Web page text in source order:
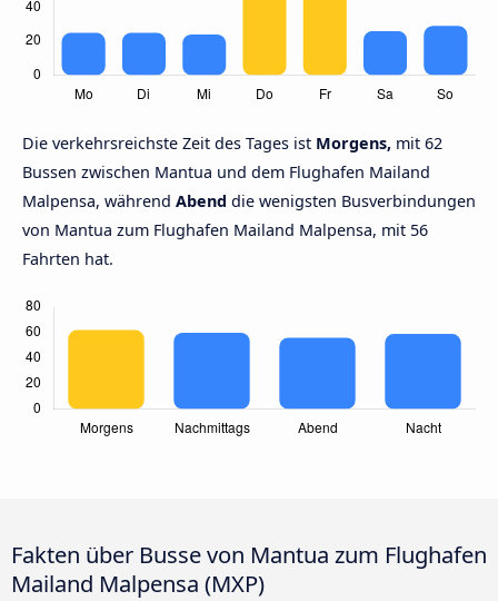
Die verkehrsreichste Zeit des Tages ist Morgens, mit 62
Bussen zwischen Mantua und dem Flughafen Mailand
Malpensa, während Abend die wenigsten Busverbindungen
von Mantua zum Flughafen Mailand Malpensa, mit 56
Fahrten hat.
Fakten über Busse von Mantua zum Flughafen
Mailand Malpensa (MXP)